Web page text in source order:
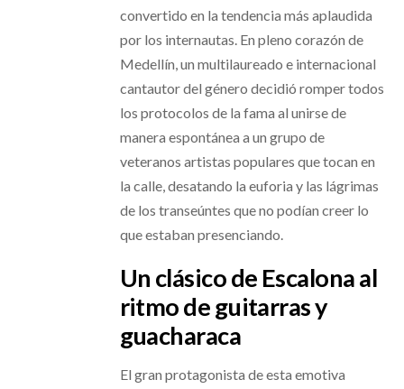
convertido en la tendencia más aplaudida
por los internautas. En pleno corazón de
Medellín, un multilaureado e internacional
cantautor del género decidió romper todos
los protocolos de la fama al unirse de
manera espontánea a un grupo de
veteranos artistas populares que tocan en
la calle, desatando la euforia y las lágrimas
de los transeúntes que no podían creer lo
que estaban presenciando.
Un clásico de Escalona al
ritmo de guitarras y
guacharaca
El gran protagonista de esta emotiva